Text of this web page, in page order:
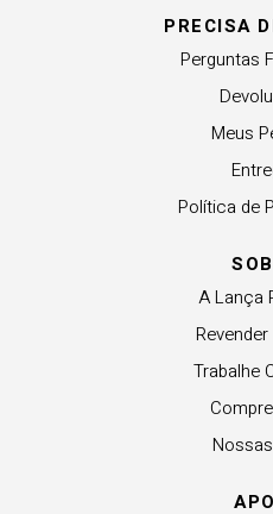
PRECISA
Perguntas
Meus
Política de
A Lança
Trabalhe